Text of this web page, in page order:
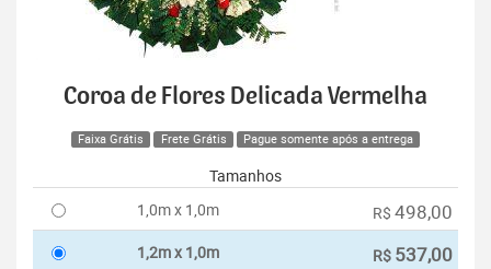
Coroa de Flores Delicada Vermelha
Faixa Grátis Frete Grátis Pague somente após a entrega
Tamanhos
1,0m x 1,0m
R$ 498,00
1,2m x 1,0m R$ 537,00